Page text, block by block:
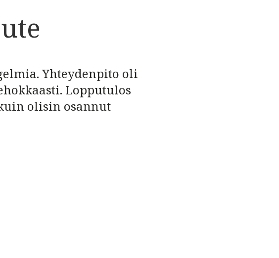
Yhteydenpito oli
Lopputulos
olisin osannut